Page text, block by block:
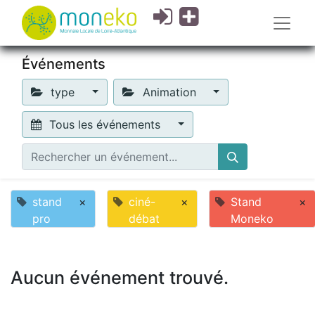
Événements
type Animation
Tous les événements
stand
pro
×
ciné-
débat
×
Stand
Moneko
×
Aucun événement trouvé.